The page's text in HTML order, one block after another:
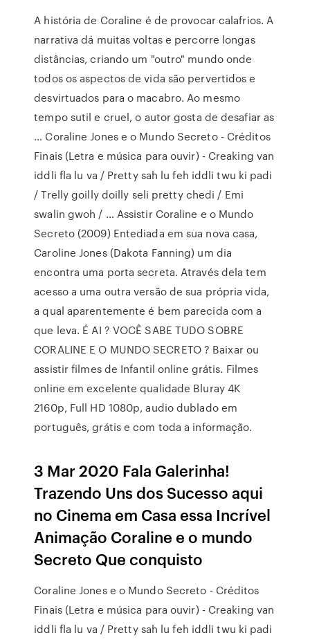
A história de Coraline é de provocar calafrios. A
narrativa dá muitas voltas e percorre longas
distâncias, criando um "outro" mundo onde
todos os aspectos de vida são pervertidos e
desvirtuados para o macabro. Ao mesmo
tempo sutil e cruel, o autor gosta de desafiar as
… Coraline Jones e o Mundo Secreto - Créditos
Finais (Letra e música para ouvir) - Creaking van
iddli fla lu va / Pretty sah lu feh iddli twu ki padi
/ Trelly goilly doilly seli pretty chedi / Emi
swalin gwoh / … Assistir Coraline e o Mundo
Secreto (2009) Entediada em sua nova casa,
Caroline Jones (Dakota Fanning) um dia
encontra uma porta secreta. Através dela tem
acesso a uma outra versão de sua própria vida,
a qual aparentemente é bem parecida com a
que leva. É AI ? VOCÊ SABE TUDO SOBRE
CORALINE E O MUNDO SECRETO ? Baixar ou
assistir filmes de Infantil online grátis. Filmes
online em excelente qualidade Bluray 4K
2160p, Full HD 1080p, audio dublado em
português, grátis e com toda a informação.
3 Mar 2020 Fala Galerinha!
Trazendo Uns dos Sucesso aqui
no Cinema em Casa essa Incrível
Animação Coraline e o mundo
Secreto Que conquisto
Coraline Jones e o Mundo Secreto - Créditos
Finais (Letra e música para ouvir) - Creaking van
iddli fla lu va / Pretty sah lu feh iddli twu ki padi